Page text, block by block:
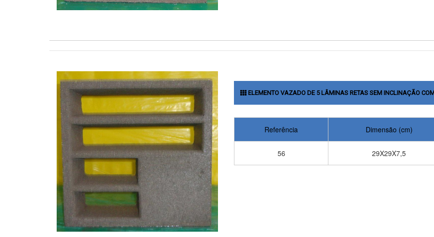
ELEMENTO VAZADO DE 5 LÂMINAS RETAS SEM INCLINAÇÃO
Referência Dimensão (cm)
56 29X29X7,5